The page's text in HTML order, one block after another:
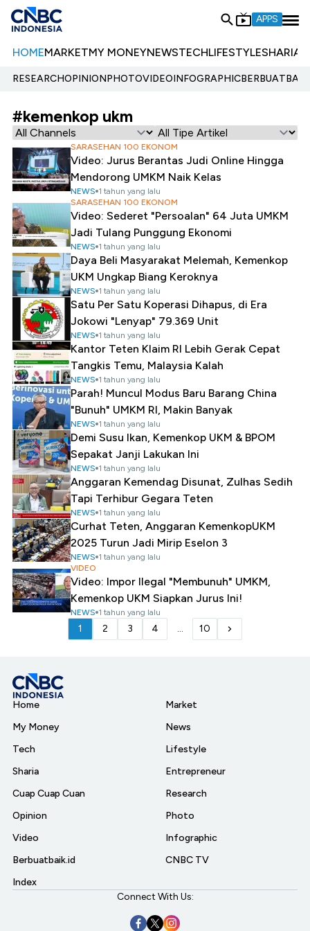
APPS
HOMEMARKETMY MONEYNEWSTECHLIFESTYLESHARIA
RESEARCHOPINIONPHOTOVIDEOINFOGRAPHIC
#kemenkop ukm
SARASEHAN 100 EKONOM
Video: Jurus Berantas Judi Online Hingga
Mendorong UMKM Naik Kelas
NEWS 1 tahun yang lalu
SARASEHAN 100 EKONOM
Video: Sederet "Persoalan" 64 Juta UMKM
Jadi Tulang Punggung Ekonomi
NEWS 1 tahun yang lalu
Daya Beli Masyarakat Melemah, Kemenkop
UKM Ungkap Biang Keroknya
NEWS 1 tahun yang lalu
Satu Per Satu Koperasi Dihapus, di Era
Jokowi "Lenyap" 79.369 Unit
NEWS 1 tahun yang lalu
Kantor Teten Klaim RI Lebih Gerak Cepat
Tangkis Temu, Malaysia Kalah
NEWS 1 tahun yang lalu
Parah! Muncul Modus Baru Barang China
"Bunuh" UMKM RI, Makin Banyak
NEWS 1 tahun yang lalu
Demi Susu Ikan, Kemenkop UKM & BPOM
Sepakat Janji Lakukan Ini
NEWS 1 tahun yang lalu
Anggaran Kemendag Disunat, Zulhas Sedih
Tapi Terhibur Gegara Teten
NEWS 1 tahun yang lalu
Curhat Teten, Anggaran KemenkopUKM
2025 Turun Jadi Mirip Eselon 3
NEWS 1 tahun yang lalu
VIDEO
Video: Impor Ilegal "Membunuh" UMKM,
Kemenkop UKM Siapkan Jurus Ini!
NEWS 1 tahun yang lalu
1 2 3 4 ... 10
Home
My Money
Tech
Sharia
Cuap Cuap Cuan
Opinion
Video
Berbuatbaik.id
Index
Market
News
Lifestyle
Entrepreneur
Research
Photo
Infographic
CNBC TV
Connect With Us: